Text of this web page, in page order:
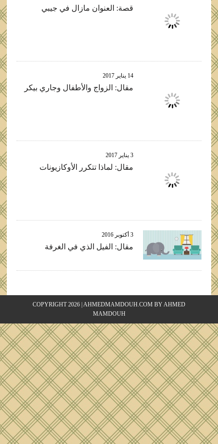
قصة: العنوان مازال في جيبي
مقال: الزواج والأطفال وجاري بيكر
3 أكتوبر 2016
مقال: الفيل الذي في الغرفة
MAMDOUH